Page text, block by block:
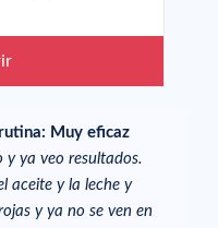
Muy eficaz
y ya veo resultados.
aceite y la leche y
y ya no se ven en